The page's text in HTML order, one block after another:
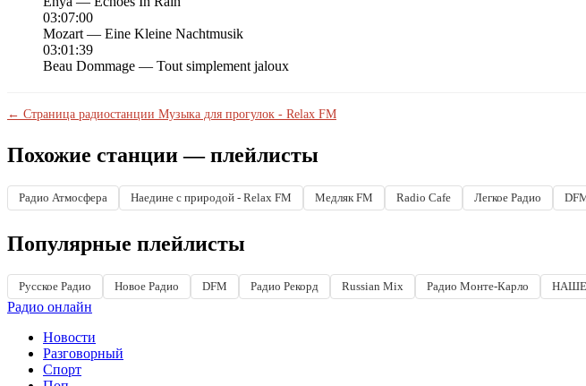
03:07:00
Mozart — Eine Kleine Nachtmusik
03:01:39
Beau Dommage — Tout simplement jaloux
← Страница радиостанции Музыка для прогулок - Relax FM
Похожие станции — плейлисты
Радио Атмосфера Наедине с природой - Relax FM Медляк FM Radio Cafe Легкое Радио
Популярные плейлисты
Русское Радио Новое Радио DFM Радио Рекорд Russian Mix Радио Монте-Карло НАШЕ
Радио онлайн
Новости
Разговорный
Спорт